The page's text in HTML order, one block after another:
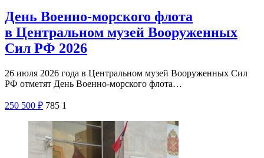
День Военно-морского флота
в Центральном музей Вооруженных
Сил РФ 2026
26 июля 2026 года в Центральном музей Вооруженных Сил
РФ отметят День Военно-морского флота…
250 500 ₽ 785 1